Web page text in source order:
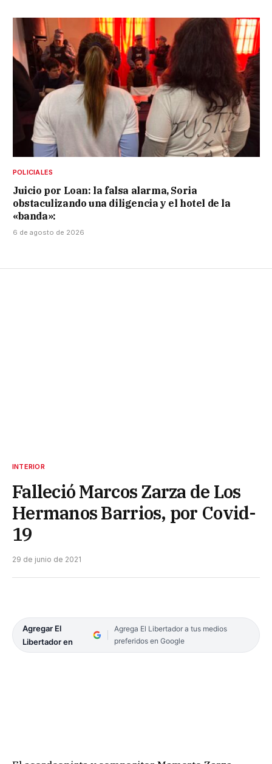
POLICIALES
Juicio por Loan: la falsa alarma, Soria
obstaculizando una diligencia y el hotel de la
«banda»:
6 de agosto de 2026
INTERIOR
Falleció Marcos Zarza de Los
Hermanos Barrios, por Covid-
19
29 de junio de 2021
Agregar El
Libertador en
Agrega El Libertador a tus medios
preferidos en Google